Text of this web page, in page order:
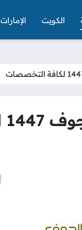
الكويت الإمارات